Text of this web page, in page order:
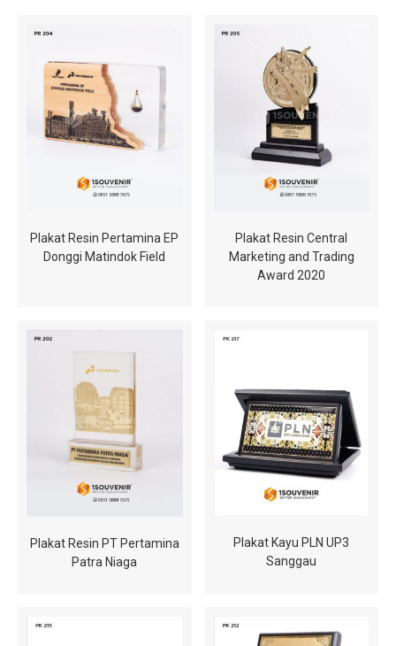
Plakat Resin Pertamina EP
Donggi Matindok Field
Plakat Resin Central
Marketing and Trading
Award 2020
Plakat Resin PT Pertamina
Patra Niaga
Plakat Kayu PLN UP3
Sanggau